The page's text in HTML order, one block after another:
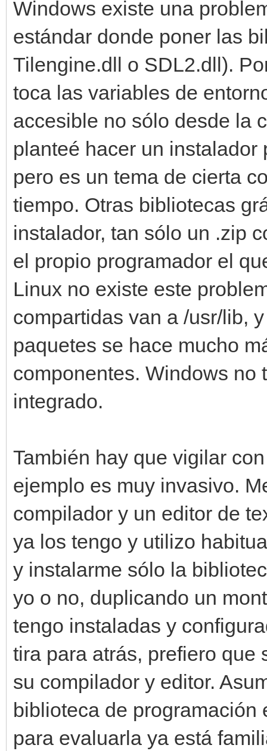
Windows existe una
estándar donde poner las
Tilengine.dll o SDL2.dll).
toca las variables de
accesible no sólo desde la
planteé hacer un
pero es un tema de cierta
tiempo. Otras bibliotecas
instalador, tan sólo un .zip
el propio programador el
Linux no existe este
compartidas van a /usr/lib,
paquetes se hace mucho
componentes. Windows no
integrado.
También hay que vigilar
ejemplo es muy invasivo.
compilador y un editor de
ya los tengo y utilizo
y instalarme sólo la
yo o no, duplicando un
tengo instaladas y
tira para atrás, prefiero que
su compilador y editor.
biblioteca de programación
para evaluarla ya está